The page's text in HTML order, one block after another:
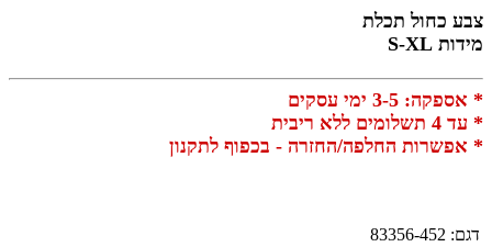
צבע כחול תכלת
מידות S-XL
* אספקה: 3-5 ימי עסקים
* עד 4 תשלומים ללא ריבית
* אפשרות החלפה/החזרה - בכפוף לתקנון
דגם: 83356-452